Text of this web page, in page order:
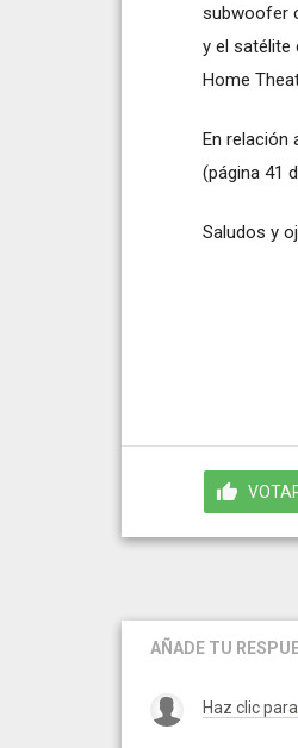
subwoofer
y el satélite
Home
En relación
(página 41
Saludos y
AÑADE TU
Haz clic para